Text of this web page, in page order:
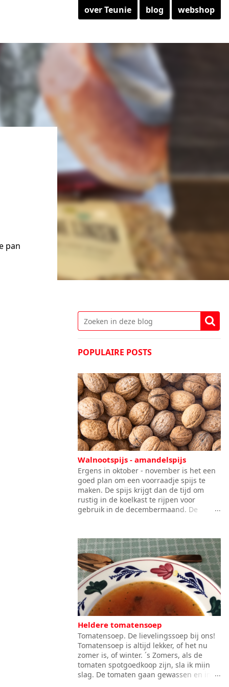
over Teunie blog webshop
pan
POPULAIRE POSTS
Walnootspijs - amandelspijs
Ergens in oktober - november is het een
goed plan om een voorraadje spijs te
maken. De spijs krijgt dan de tijd om
rustig in de koelkast te rijpen voor
gebruik in de decembermaand. De
van amandelspijs. Ik zal het recept voor
walnotenspijs uitschrijven en daarna
vermelden wat er anders is, als je
amandelspijs maakt. Qua toepassingen
is er geen verschil. Qua smaak wel.
Amandelspijs heeft het bekende bittertje,
wat je kent van bitterkoekjes.
Walnootspijs smaakt echt naar walnoot.
Toepassingen die ik erg lekker vind met
walnootspijs zijn: een laagje in
appeltaart, een laagje in gevulde
boterkoek of in gepofte appels uit de
oven. Nodig: 250 gr. walnootstukjes 250
gr. extra fijne kristalsuiker 1 klein ei,
losgeroerd eventueel citroenrasp naar
Heldere tomatensoep
Tomatensoep. De lievelingssoep bij ons!
Tomatensoep is altijd lekker, of het nu
zomer is, of winter. ´s Zomers, als de
tomaten spotgoedkoop zijn, sla ik mijn
slag. De tomaten gaan gewassen en in